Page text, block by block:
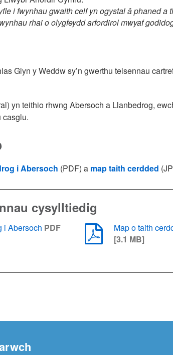
i fwynhau gwaith celf yn ogystal â phaned a
rhai o olygfeydd arfordirol mwyaf
Glyn y Weddw sy’n gwerthu teisennau
yn teithio rhwng Abersoch a Llanbedrog,
casglu.
i Abersoch (PDF) a map taith cerdded
cysylltiedig
i Abersoch PDF
Map o taith
[3.1 MB]